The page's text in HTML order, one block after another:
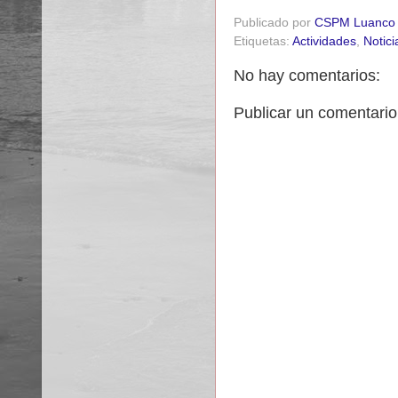
Publicado por CSPM Luanco
Etiquetas: Actividades,
No hay comentarios:
Publicar un comentario